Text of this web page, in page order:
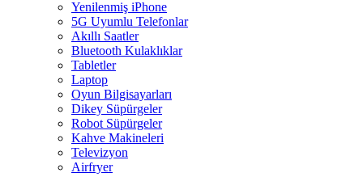
Yenilenmiş iPhone
5G Uyumlu Telefonlar
Akıllı Saatler
Bluetooth Kulaklıklar
Tabletler
Laptop
Oyun Bilgisayarları
Dikey Süpürgeler
Robot Süpürgeler
Kahve Makineleri
Televizyon
Airfryer